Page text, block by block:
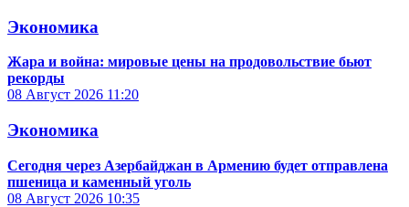
Экономика
Жара и война: мировые цены на продовольствие бьют
рекорды
08 Август 2026 11:20
Экономика
Сегодня через Азербайджан в Армению будет отправлена
пшеница и каменный уголь
08 Август 2026 10:35